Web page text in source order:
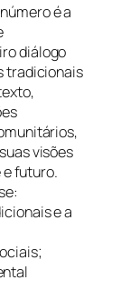
é a
diálogo
tradicionais
visões
futuro.
e a